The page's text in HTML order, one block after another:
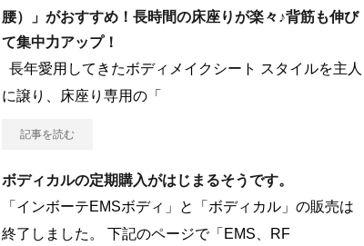
腰）」がおすすめ！長時間の床座りが楽々♪背筋も伸び
て集中力アップ！
長年愛用してきたボディメイクシート スタイルを主人
に譲り、床座り専用の「
記事を読む
ボディカルの定期購入がはじまるそうです。
「インボーテEMSボディ」と「ボディカル」の販売は
終了しました。 下記のページで「EMS、RF